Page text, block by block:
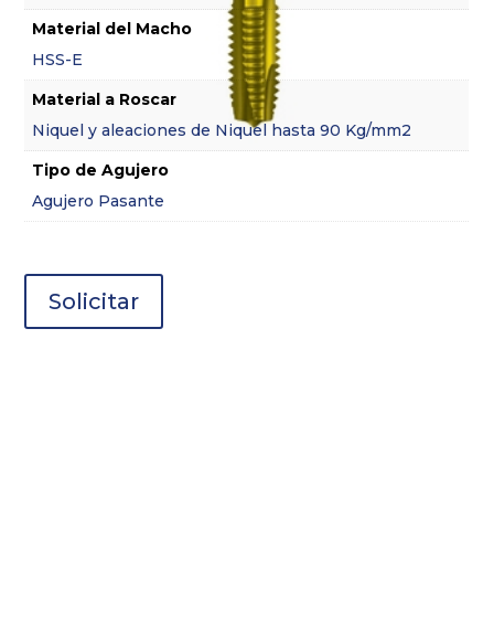
Material del Macho
HSS-E
Material a Roscar
Niquel y aleaciones de Niquel hasta 90 Kg/mm2
Tipo de Agujero
Agujero Pasante
Solicitar